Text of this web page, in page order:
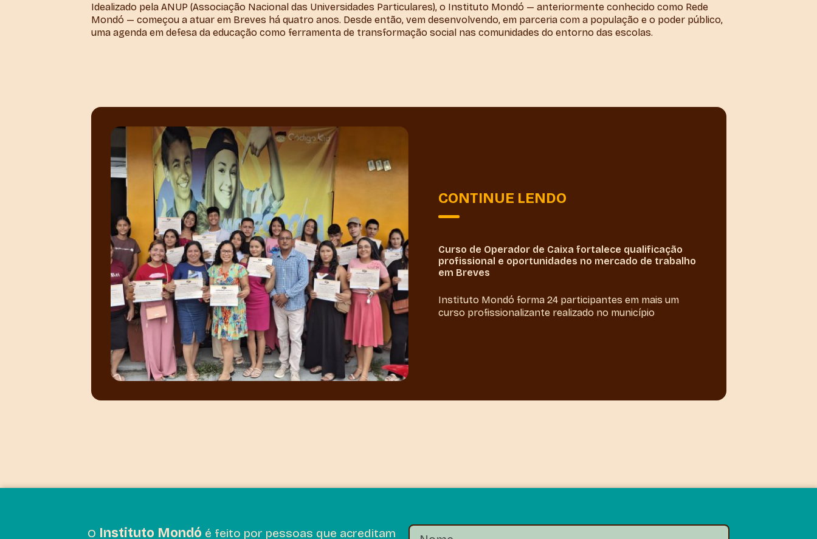
Idealizado pela ANUP (Associação Nacional das Universidades Particulares), o Instituto Mondó — anteriormente conhecido como Rede
Mondó — começou a atuar em Breves há quatro anos. Desde então, vem desenvolvendo, em parceria com a população e o poder público,
uma agenda em defesa da educação como ferramenta de transformação social nas comunidades do entorno das escolas.
CONTINUE LENDO
Curso de Operador de Caixa fortalece qualificação
profissional e oportunidades no mercado de trabalho
em Breves
Instituto Mondó forma 24 participantes em mais um
curso profissionalizante realizado no município
O Instituto Mondó é feito por pessoas que acreditam